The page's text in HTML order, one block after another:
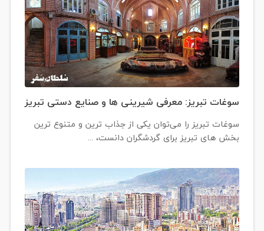
سوغات تبریز: معرفی شیرینی ها و صنایع دستی تبریز
سوغات تبریز را می‌توان یکی از جذاب ترین و متنوع ترین
بخش های تبریز برای گردشگران دانست، ...